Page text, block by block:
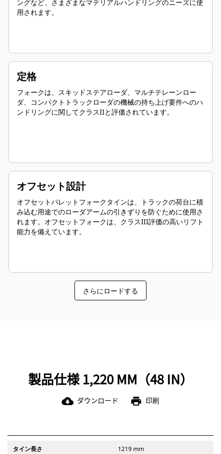
ングなど、さまざまなマテリアルハンドリングのニーズに使
用されます。
定格
フォークは、スキッドステアローダ、マルチテレーンロー
ダ、コンパクトトラックローダの機械の持ち上げ要件へのハ
ンドリングに関してクラスIIと評価されています。
オフセット設計
オフセットパレットフォークタインは、トラックの荷台に積
み込む用途でのローダアームの引きずりを防ぐために使用さ
れます。オフセットフォークは、クラスIII評価の高いリフト
能力を備えています。
さらにロードする
製品仕様 1,220 MM（48 IN）
cloud_download ダウンロード print 印刷
タイン長さ 1219 mm